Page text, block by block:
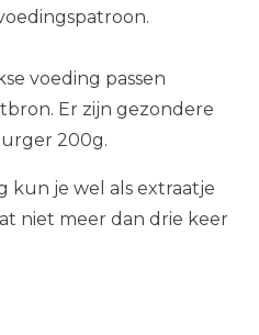
voeding passen
Er zijn gezondere
200g.
kun je wel als extraatje
niet meer dan drie keer